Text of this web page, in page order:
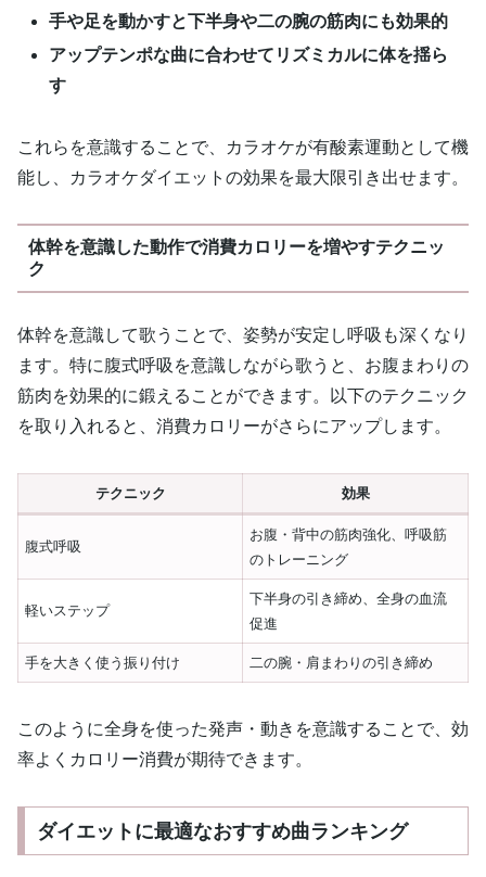
手や足を動かすと下半身や二の腕の筋肉にも効果的
アップテンポな曲に合わせてリズミカルに体を揺ら
す
これらを意識することで、カラオケが有酸素運動として機
能し、カラオケダイエットの効果を最大限引き出せます。
体幹を意識した動作で消費カロリーを増やすテクニッ
ク
体幹を意識して歌うことで、姿勢が安定し呼吸も深くなり
ます。特に腹式呼吸を意識しながら歌うと、お腹まわりの
筋肉を効果的に鍛えることができます。以下のテクニック
を取り入れると、消費カロリーがさらにアップします。
テクニック 効果
腹式呼吸
お腹・背中の筋肉強化、呼吸筋
のトレーニング
軽いステップ
下半身の引き締め、全身の血流
促進
手を大きく使う振り付け 二の腕・肩まわりの引き締め
このように全身を使った発声・動きを意識することで、効
率よくカロリー消費が期待できます。
ダイエットに最適なおすすめ曲ランキング